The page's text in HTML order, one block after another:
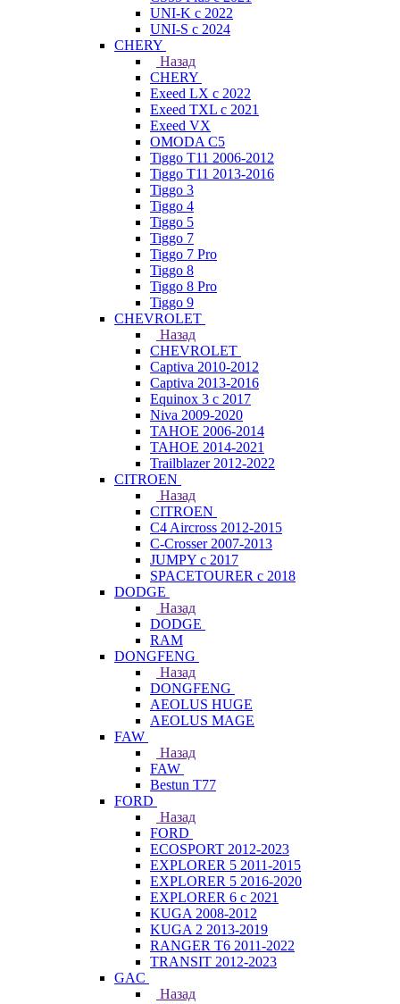
UNI-K с 2022
UNI-S с 2024
CHERY
Назад
CHERY
Exeed LX с 2022
Exeed TXL с 2021
Exeed VX
OMODA C5
Tiggo T11 2006-2012
Tiggo T11 2013-2016
Tiggo 3
Tiggo 4
Tiggo 5
Tiggo 7
Tiggo 7 Pro
Tiggo 8
Tiggo 8 Pro
Tiggo 9
CHEVROLET
Назад
CHEVROLET
Captiva 2010-2012
Captiva 2013-2016
Equinox 3 с 2017
Niva 2009-2020
TAHOE 2006-2014
TAHOE 2014-2021
Trailblazer 2012-2022
CITROEN
Назад
CITROEN
C4 Aircross 2012-2015
C-Crosser 2007-2013
JUMPY с 2017
SPACETOURER с 2018
DODGE
Назад
DODGE
RAM
DONGFENG
Назад
DONGFENG
AEOLUS HUGE
AEOLUS MAGE
FAW
Назад
FAW
Bestun T77
FORD
Назад
FORD
ECOSPORT 2012-2023
EXPLORER 5 2011-2015
EXPLORER 5 2016-2020
EXPLORER 6 с 2021
KUGA 2008-2012
KUGA 2 2013-2019
RANGER T6 2011-2022
TRANSIT 2012-2023
GAC
Назад